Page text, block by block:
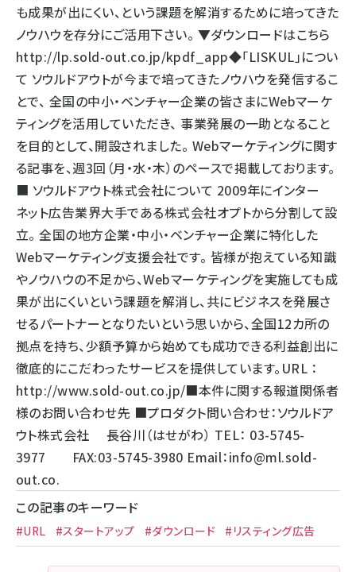
も成果が出にくい、という課題を解消するために培ってきた
ノウハウを存分にご活用下さい。 ▼ダウンロードはこちら
http://lp.sold-out.co.jp/kpdf_app◆「LISKUL」につい
て ソウルドアウトが今まで培ってきたノウハウを発信するこ
とで、 全国の中小・ベンチャー企業の皆さまにWebマーケ
ティングを活用していただき、 事業発展の一助となること
を目的として、開設されました。 Webマーケティングに関す
る記事を、週3回（月・水・木）のペースで掲載しております。
■ ソウルドアウト株式会社について 2009年にインター
ネット広告業界大手である株式会社オプトから分割して設
立。 全国の地方企業・中小・ベンチャー企業に特化した
Webマーケティング支援会社です。 皆様が抱えている知識
やノウハウの不足から、Webマーケティングを実施しても成
果が出にくいという課題を解消し、共にビジネスを発展さ
せるパートナーとなりたいという思いから、全国12カ所の
拠点を持ち、少額予算から始めても成功できる利益創出に
徹底的にこだわったサービスを提供しています。URL ：
http://www.sold-out.co.jp/■本件に関する報道関係者
様のお問い合わせ先 ■プロダクト問い合わせ：ソウルドア
ウト株式会社 長谷川（はせがわ） TEL： 03-5745-
3977 FAX:03-5745-3980 Email：info@ml.sold-
out.co.
この記事のキーワード
#URL #スタートアップ #ダウンロード #リスティング広告